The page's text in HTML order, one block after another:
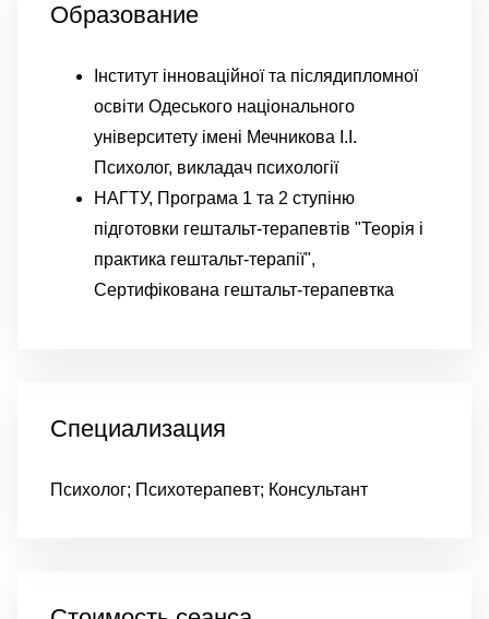
Образование
Інститут інноваційної та післядипломної
освіти Одеського національного
університету імені Мечникова І.І.
Психолог, викладач психології
НАГТУ, Програма 1 та 2 ступіню
підготовки гештальт-терапевтів "Теорія і
практика гештальт-терапії",
Сертифікована гештальт-терапевтка
Специализация
Психолог; Психотерапевт; Консультант